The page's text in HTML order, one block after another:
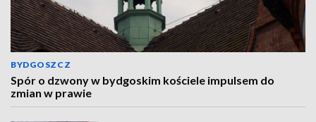
BYDGOSZCZ
Spór o dzwony w bydgoskim kościele impulsem do
zmian w prawie